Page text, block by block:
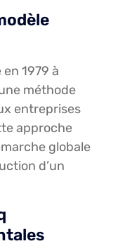
1979 à
méthode
entreprises
approche
globale
d’un